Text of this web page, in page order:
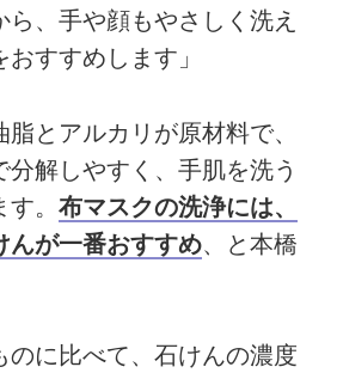
、手や顔もやさしく洗え
すすめします」
とアルカリが原材料で、
分解しやすく、手肌を洗う
。 布マスクの洗浄には、
んが一番おすすめ、と本橋
のに比べて、石けんの濃度